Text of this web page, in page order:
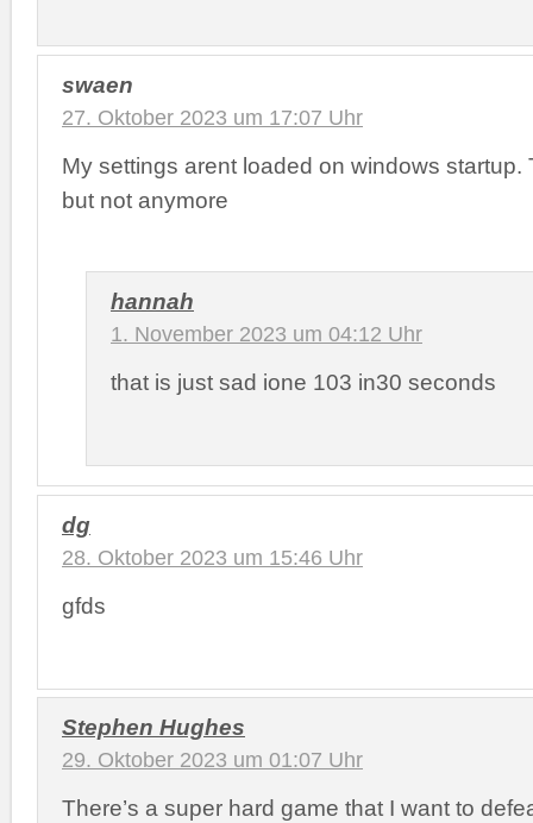
swaen
27. Oktober 2023 um 17:07 Uhr
My settings arent loaded on windows startup.
but not anymore
hannah
1. November 2023 um 04:12 Uhr
that is just sad ione 103 in30 seconds
dg
28. Oktober 2023 um 15:46 Uhr
gfds
Stephen Hughes
29. Oktober 2023 um 01:07 Uhr
There’s a super hard game that I want to